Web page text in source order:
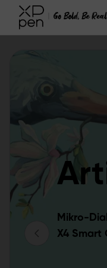
Mikro-
X4 Smart